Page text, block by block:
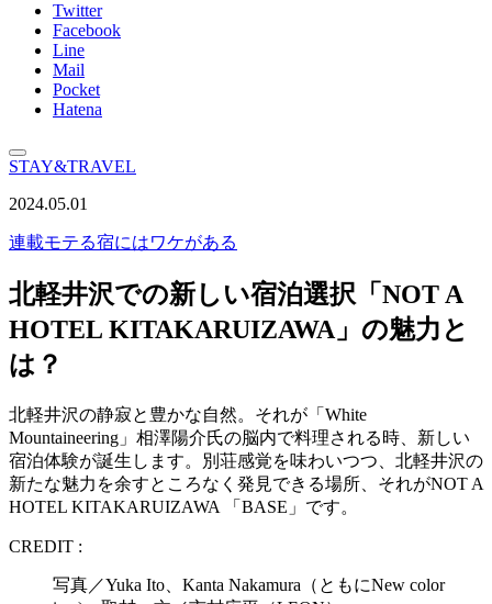
Twitter
Facebook
Line
Mail
Pocket
Hatena
STAY&TRAVEL
2024.05.01
連載モテる宿にはワケがある
北軽井沢での新しい宿泊選択「NOT A
HOTEL KITAKARUIZAWA」の魅力と
は？
北軽井沢の静寂と豊かな自然。それが「White
Mountaineering」相澤陽介⽒の脳内で料理される時、新しい
宿泊体験が誕生します。別荘感覚を味わいつつ、北軽井沢の
新たな魅力を余すところなく発見できる場所、それがNOT A
HOTEL KITAKARUIZAWA 「BASE」です。
CREDIT :
写真／Yuka Ito、Kanta Nakamura（ともにNew color